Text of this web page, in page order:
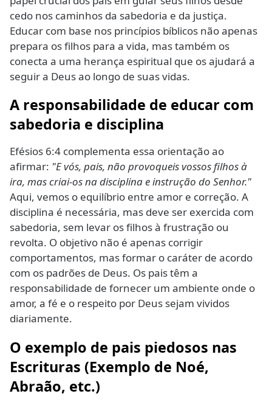
cedo nos caminhos da sabedoria e da justiça.
Educar com base nos princípios bíblicos não apenas
prepara os filhos para a vida, mas também os
conecta a uma herança espiritual que os ajudará a
seguir a Deus ao longo de suas vidas.
A responsabilidade de educar com
sabedoria e disciplina
Efésios 6:4 complementa essa orientação ao
afirmar: "E vós, pais, não provoqueis vossos filhos à
ira, mas criai-os na disciplina e instrução do Senhor."
Aqui, vemos o equilíbrio entre amor e correção. A
disciplina é necessária, mas deve ser exercida com
sabedoria, sem levar os filhos à frustração ou
revolta. O objetivo não é apenas corrigir
comportamentos, mas formar o caráter de acordo
com os padrões de Deus. Os pais têm a
responsabilidade de fornecer um ambiente onde o
amor, a fé e o respeito por Deus sejam vividos
diariamente.
O exemplo de pais piedosos nas
Escrituras (Exemplo de Noé,
Abraão, etc.)